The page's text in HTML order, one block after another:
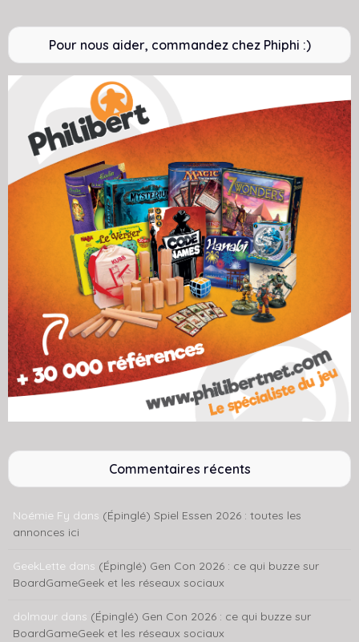
Pour nous aider, commandez chez Phiphi :)
Commentaires récents
Noémie Fy dans (Épinglé) Spiel Essen 2026 : toutes les
annonces ici
GeekLette dans (Épinglé) Gen Con 2026 : ce qui buzze sur
BoardGameGeek et les réseaux sociaux
dolmaur dans (Épinglé) Gen Con 2026 : ce qui buzze sur
BoardGameGeek et les réseaux sociaux